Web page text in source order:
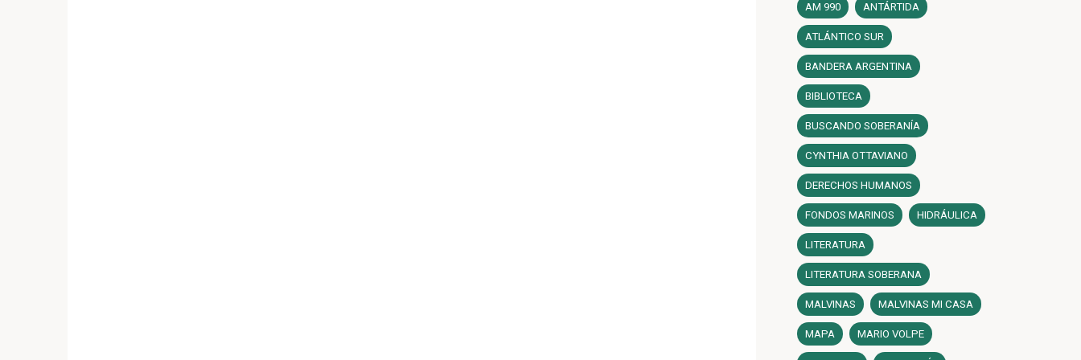
AM 990 ANTÁRTIDA
ATLÁNTICO SUR
BANDERA ARGENTINA
BIBLIOTECA
BUSCANDO SOBERANÍA
CYNTHIA OTTAVIANO
DERECHOS HUMANOS
FONDOS MARINOS HIDRÁULICA
LITERATURA
LITERATURA SOBERANA
MALVINAS MALVINAS MI CASA
MAPA MARIO VOLPE